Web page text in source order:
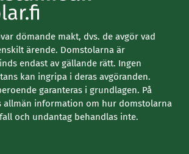
dömande makt, dvs. de avgör vad
ärende. Domstolarna är
endast av gällande rätt. Ingen
kan ingripa i deras avgöranden.
garanteras i grundlagen. På
allmän information om hur domstolarna
och undantag behandlas inte.